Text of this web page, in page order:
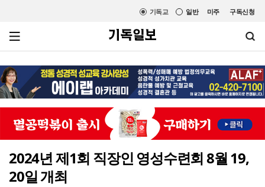
미주 구독신청
일반
기독교
2024년 제1회 직장인 영성수련회 8월 19,
20일 개최